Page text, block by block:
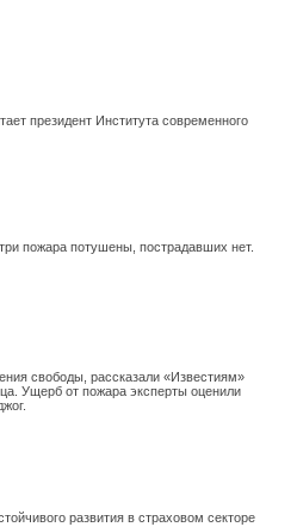
президент Института современного
пожара потушены, пострадавших нет.
свободы, рассказали «Известиям»
Ущерб от пожара эксперты оценили
развития в страховом секторе